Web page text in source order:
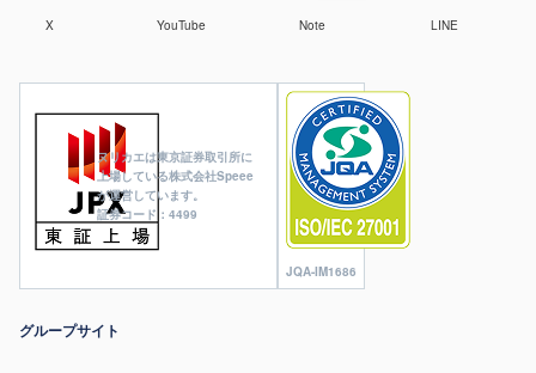
ヌリカエは東京証券取引所に
上場している株式会社Speee
が運営しています。
証券コード：4499
JQA-IM1686
X YouTube Note LINE
グループサイト